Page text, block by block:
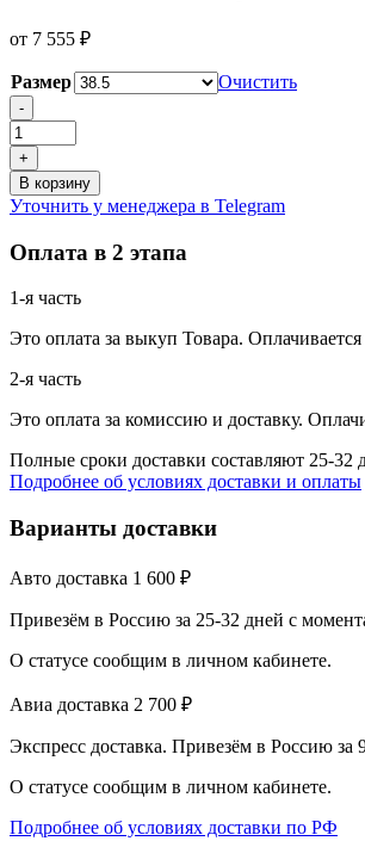
от 7 555 ₽
Размер
Очистить
Количество
товара
Nike
Zoom
Fly
4
-
+
В корзину
Уточнить у менеджера в Telegram
Оплата в 2 этапа
1-я часть
Это оплата за выкуп Товара. Оплачивается
2-я часть
Это оплата за комиссию и доставку.
Полные сроки доставки составляют 25-32
Подробнее об условиях доставки и оплаты
Варианты доставки
Авто доставка 1 600 ₽
Привезём в Россию за 25-32 дней с
О статусе сообщим в личном кабинете.
Авиа доставка 2 700 ₽
Экспресс доставка. Привезём в Россию
О статусе сообщим в личном кабинете.
Подробнее об условиях доставки по РФ